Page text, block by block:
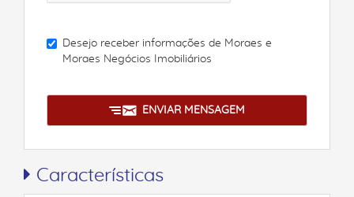
Desejo receber informações de Moraes e
Moraes Negócios Imobiliários
ENVIAR MENSAGEM
Características